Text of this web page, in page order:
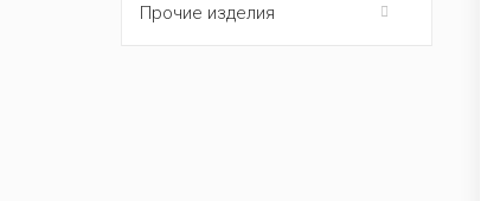
Прочие изделия